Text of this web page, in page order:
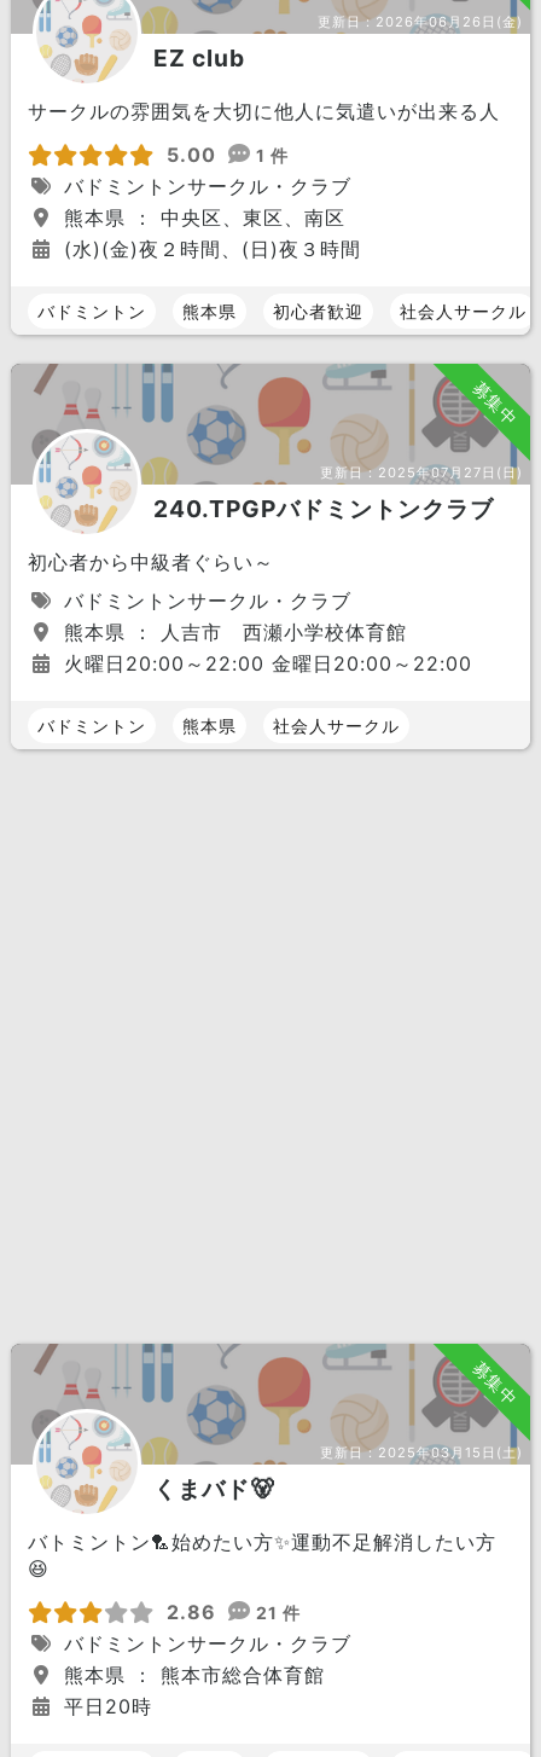
更新日：2026年06月26日(金)
EZ club
サークルの雰囲気を大切に他人に気遣いが出来る人
5.00
1 件
バドミントンサークル・クラブ
熊本県 ： 中央区、東区、南区
(水)(金)夜２時間、(日)夜３時間
バドミントン 熊本県 初心者歓迎 社会人サークル
募集中
更新日： 2025年07月27日(日)
240.TPGPバドミントンクラブ
初心者から中級者ぐらい～
バドミントンサークル・クラブ
熊本県 ： 人吉市 西瀬小学校体育館
火曜日20:00～22:00 金曜日20:00～22:00
バドミントン 熊本県 社会人サークル
募集中
更新日： 2025年03月15日(土)
くまバド🐻
バトミントン🏸始めたい方✨運動不足解消したい方
😆
2.86
21 件
バドミントンサークル・クラブ
熊本県 ： 熊本市総合体育館
平日20時